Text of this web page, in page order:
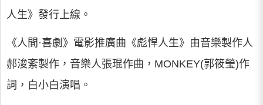
人生》發行上線。
《人間·喜劇》電影推廣曲《彪悍人生》由音樂製作人
郝浚紊製作，音樂人張琨作曲，MONKEY(郭筱瑩)作
詞，白小白演唱。